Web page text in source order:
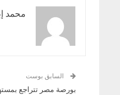
محمد
السابق بوست
بورصة مصر تتراجع